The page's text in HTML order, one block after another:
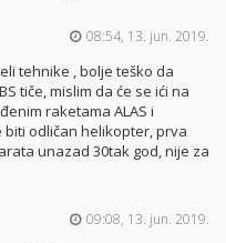
08:54, 13. jun. 2019.
tehnike , bolje teško da
tiče, mislim da će se ići na
raketama ALAS i
biti odličan helikopter, prva
unazad 30tak god, nije za
09:08, 13. jun. 2019.